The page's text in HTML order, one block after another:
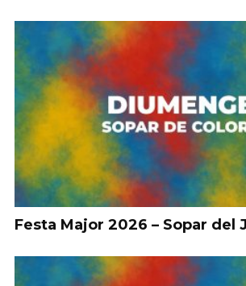
Festa Major 2026 – Sopar del